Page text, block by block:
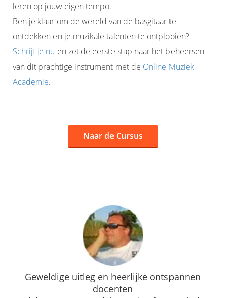
leren op jouw eigen tempo.
Ben je klaar om de wereld van de basgitaar te
ontdekken en je muzikale talenten te ontplooien?
Schrijf je nu en zet de eerste stap naar het beheersen
van dit prachtige instrument met de Online Muziek
Academie.
Naar de Cursus
Geweldige uitleg en heerlijke ontspannen
docenten